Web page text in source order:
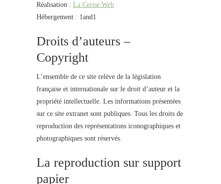
Réalisation : La Cerise Web
Hébergement : 1and1
Droits d’auteurs –
Copyright
L’ensemble de ce site relève de la législation
française et internationale sur le droit d’auteur et la
propriété intellectuelle. Les informations présentées
sur ce site extranet sont publiques. Tous les droits de
reproduction des représentations iconographiques et
photographiques sont réservés.
La reproduction sur support
papier